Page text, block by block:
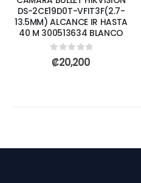
DS-2CE19D0T-VFIT3F(2.7-
13.5MM) ALCANCE IR HASTA
40 M 300513634 BLANCO
0out of 5
₡20,200